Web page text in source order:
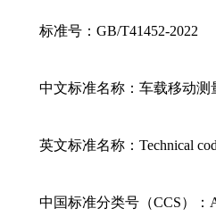
标准号：GB/T41452-2022
中文标准名称：车载移动
英文标准名称：Technical
中国标准分类号（CCS）：